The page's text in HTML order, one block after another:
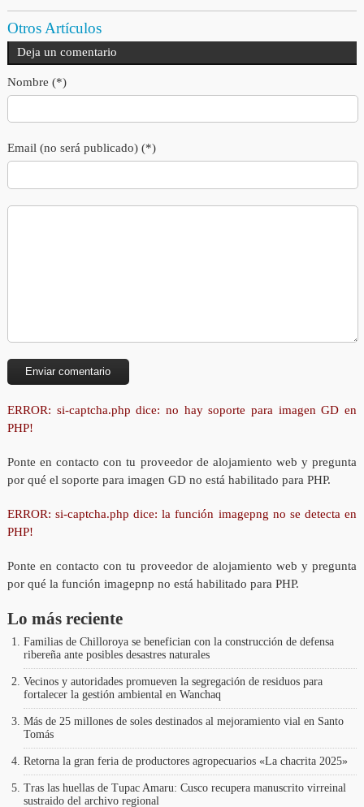
Otros Artículos
Deja un comentario
Nombre (*)
Email (no será publicado) (*)
ERROR: si-captcha.php dice: no hay soporte para imagen GD en
PHP!
Ponte en contacto con tu proveedor de alojamiento web y pregunta
por qué el soporte para imagen GD no está habilitado para PHP.
ERROR: si-captcha.php dice: la función imagepng no se detecta en
PHP!
Ponte en contacto con tu proveedor de alojamiento web y pregunta
por qué la función imagepnp no está habilitado para PHP.
Lo más reciente
Familias de Chilloroya se benefician con la construcción de defensa
ribereña ante posibles desastres naturales
Vecinos y autoridades promueven la segregación de residuos para
fortalecer la gestión ambiental en Wanchaq
Más de 25 millones de soles destinados al mejoramiento vial en Santo
Tomás
Retorna la gran feria de productores agropecuarios «La chacrita 2025»
Tras las huellas de Tupac Amaru: Cusco recupera manuscrito virreinal
sustraido del archivo regional